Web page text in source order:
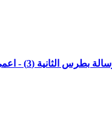
البصر -الاصحاح الاول الاعداد 8 -11)مع القاضي جميل ناصر